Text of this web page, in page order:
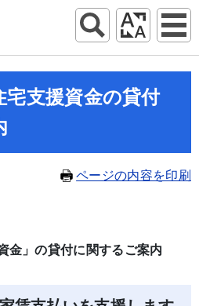
支援資金の貸付
ページの内容を印刷
金」の貸付に関するご案内